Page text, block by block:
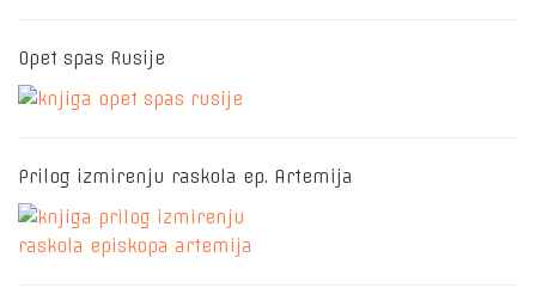
Opet spas Rusije
Prilog izmirenju raskola ep. Artemija